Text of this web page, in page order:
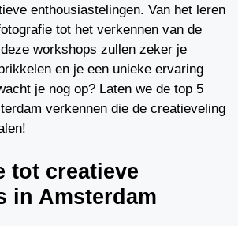
enthousiastelingen. Van het leren
tot het verkennen van de
workshops zullen zeker je
en je een unieke ervaring
je nog op? Laten we de top 5
verkennen die de creatieveling
tot creatieve
in Amsterdam